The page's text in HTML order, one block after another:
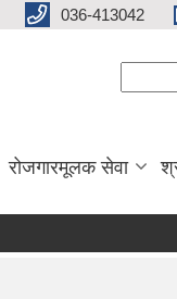
036-413042
रोजगारमूलक सेवा